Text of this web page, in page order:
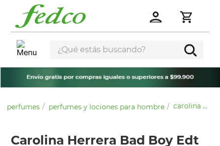
¿Qué estás buscando?
perfumes perfumes y lociones para hombre carolina herrera bad boy edt ns. caja 50 ml
Carolina Herrera Bad Boy Edt